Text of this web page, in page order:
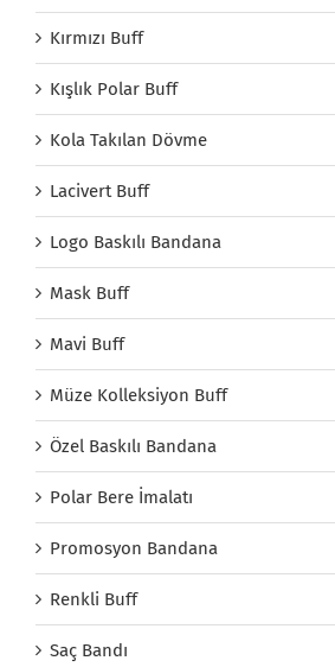
Kırmızı Buff
Kışlık Polar Buff
Kola Takılan Dövme
Lacivert Buff
Logo Baskılı Bandana
Mask Buff
Mavi Buff
Müze Kolleksiyon Buff
Özel Baskılı Bandana
Polar Bere İmalatı
Promosyon Bandana
Renkli Buff
Saç Bandı